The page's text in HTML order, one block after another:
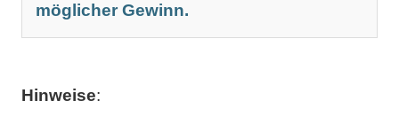
möglicher Gewinn.
Hinweise: